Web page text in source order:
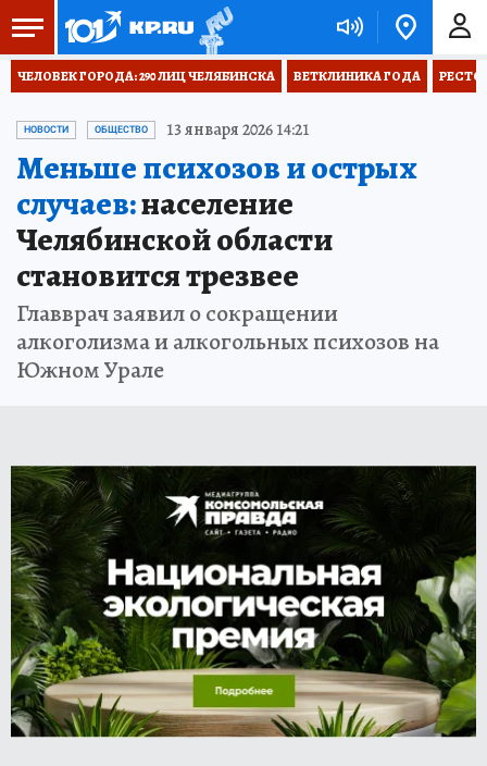
ЧЕЛОВЕК ГОРОДА: 290 ЛИЦ ЧЕЛЯБИНСКА ВЕТКЛИНИКА ГОДА
НОВОСТИ ОБЩЕСТВО 13 января 2026 14:21
Меньше психозов и острых
случаев:население
Челябинской области
становится трезвее
Главврач заявил о сокращении
алкоголизма и алкогольных психозов на
Южном Урале